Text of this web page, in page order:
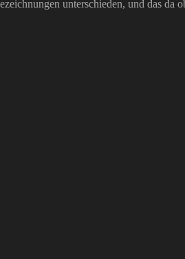
unterschieden, und das da